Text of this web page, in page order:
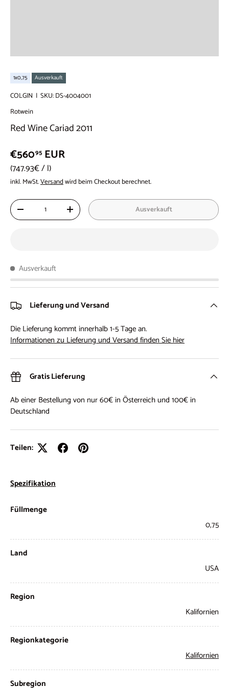
1x0,75 Ausverkauft
COLGIN | SKU:DS-4004001
Rotwein
Red Wine Cariad 2011
€56095 EUR
Grundpreis
747.93€/l
inkl. MwSt.Versandwird beim Checkout berechnet.
Anzahl
- + Ausverkauft
Ausverkauft
Lieferung und Versand
Die Lieferung kommt innerhalb 1-5 Tage an.
Informationen zu Lieferung und Versand finden Sie hier
Gratis Lieferung
Ab einer Bestellung von nur 60€ in Österreich und 100€ in
Deutschland
Teilen:
Spezifikation
Füllmenge
0,75
Land
USA
Region
Kalifornien
Regionkategorie
Kalifornien
Subregion